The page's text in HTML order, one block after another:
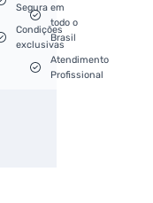
Segura
Condições
exclusivas
em
todo o
Brasil
Atendimento
Profissional